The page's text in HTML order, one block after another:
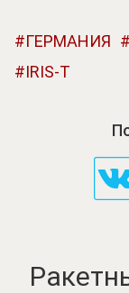
ГЕРМАНИЯ
IRIS-T